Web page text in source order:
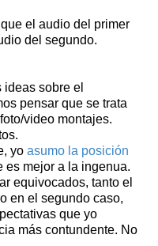
el audio del primer
del segundo.
sobre el
pensar que se trata
video montajes.
yo asumo la posición
es mejor a la ingenua.
equivocados, tanto el
en el segundo caso,
que yo
más contundente. No